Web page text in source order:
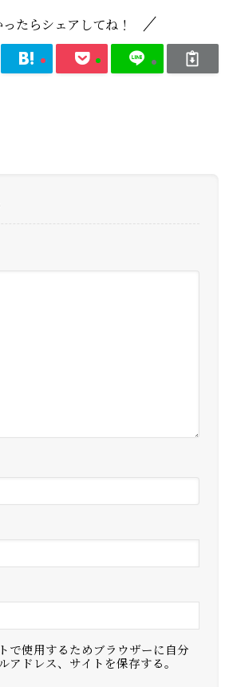
ったらシェアしてね！
で使用するためブラウザーに自分
アドレス、サイトを保存する。